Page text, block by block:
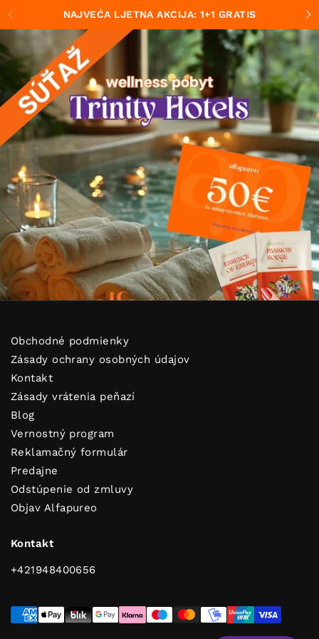
Preskočiť na obsah
Predchádzajúce
NAJVEĆA LJETNA AKCIJA: 1+1 GRATIS
Dobi savjete za čist i svjež dom!
ODOSLAŤ
Pretplati se i dobivaš korisne savjete za čist i mirisan dom!
Osim toga uživat ćeš u ekskluzivnim popustima, posebnim
Obchodné podmienky
Zásady ochrany osobných údajov
Kontakt
Zásady vrátenia peňazí
Blog
Vernostný program
Reklamačný formulár
Predajne
Odstúpenie od zmluvy
Objav Alfapureo
Kontakt
+421948400656